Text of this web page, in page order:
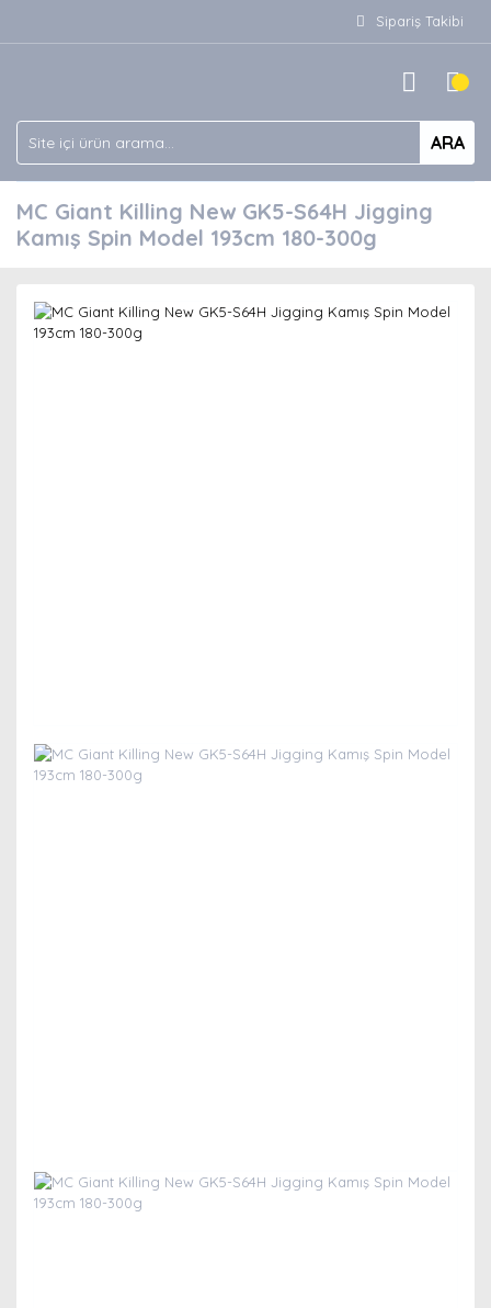
Sipariş Takibi
ARA
MC Giant Killing New GK5-S64H Jigging
Kamış Spin Model 193cm 180-300g